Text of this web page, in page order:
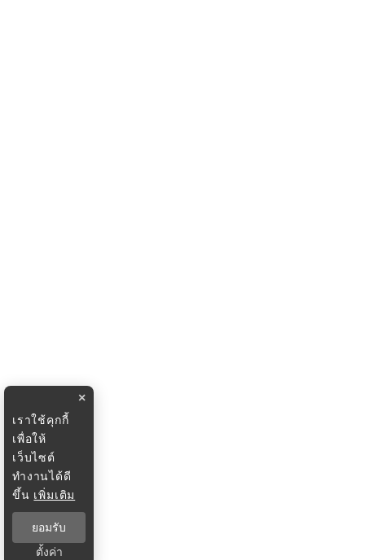
×
เราใช้คุกกี้
เพื่อให้
เว็บไซต์
ทำงานได้ดี
ขึ้น เพิ่มเติม
ยอมรับ
ตั้งค่า